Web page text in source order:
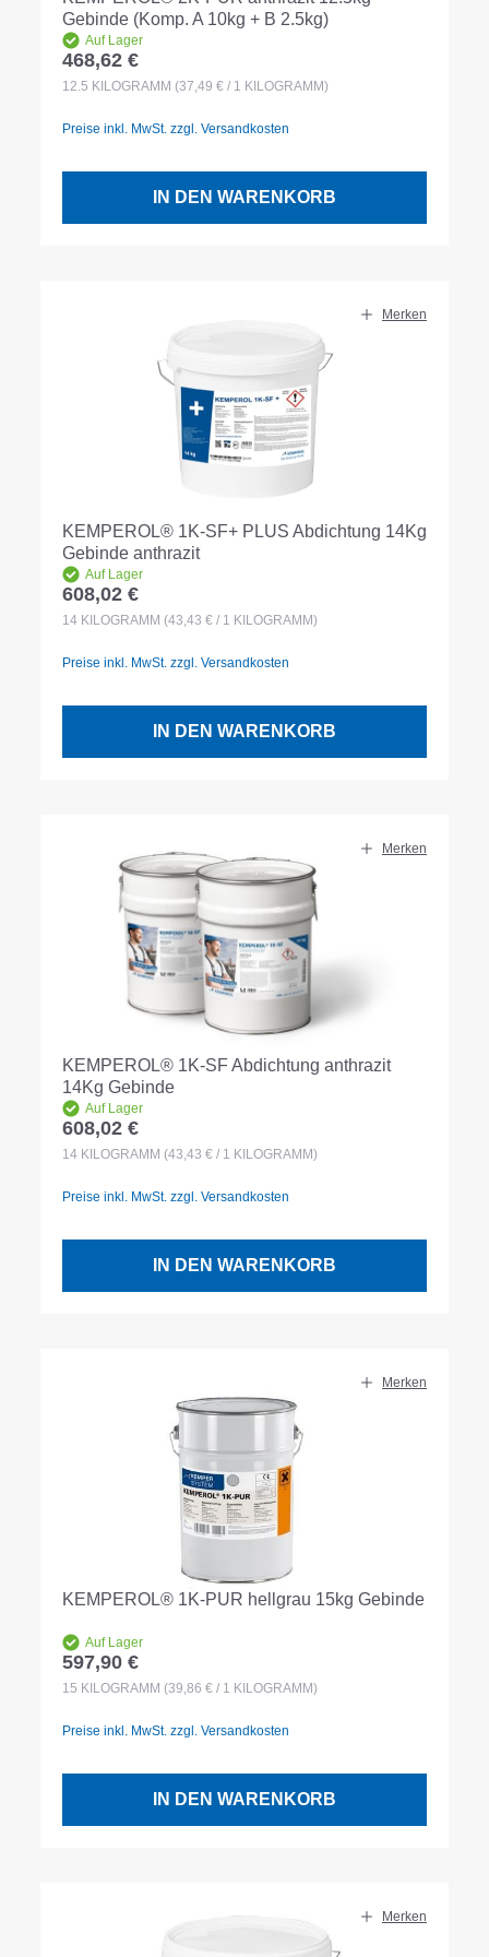
Gebinde (Komp. A 10kg + B 2.5kg)
Auf Lager
Regulärer Preis:
468,62 €
12.5 KILOGRAMM (37,49 € / 1 KILOGRAMM)
Preise inkl. MwSt. zzgl. Versandkosten
IN DEN WARENKORB
Merken
KEMPEROL® 1K-SF+ PLUS Abdichtung 14Kg
Gebinde anthrazit
Auf Lager
Regulärer Preis:
608,02 €
14 KILOGRAMM (43,43 € / 1 KILOGRAMM)
Preise inkl. MwSt. zzgl. Versandkosten
IN DEN WARENKORB
Merken
KEMPEROL® 1K-SF Abdichtung anthrazit
14Kg Gebinde
Auf Lager
Regulärer Preis:
608,02 €
14 KILOGRAMM (43,43 € / 1 KILOGRAMM)
Preise inkl. MwSt. zzgl. Versandkosten
IN DEN WARENKORB
Merken
KEMPEROL® 1K-PUR hellgrau 15kg Gebinde
Auf Lager
Regulärer Preis:
597,90 €
15 KILOGRAMM (39,86 € / 1 KILOGRAMM)
Preise inkl. MwSt. zzgl. Versandkosten
IN DEN WARENKORB
Merken